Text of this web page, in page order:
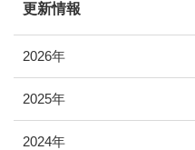
更新情報
2026年
2025年
2024年